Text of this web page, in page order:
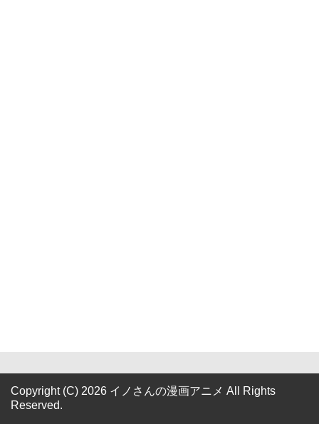
Copyright (C) 2026 イノさんの漫画アニメ All Rights
Reserved.